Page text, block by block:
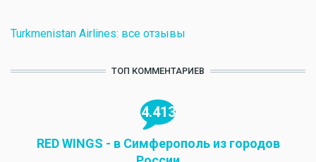
Turkmenistan Airlines: все отзывы
ТОП КОММЕНТАРИЕВ
4.413
RED WINGS - в Симферополь из городов